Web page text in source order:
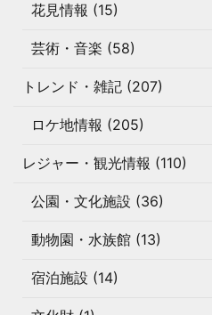
花見情報 (15)
芸術・音楽 (58)
トレンド・雑記 (207)
ロケ地情報 (205)
レジャー・観光情報 (110)
公園・文化施設 (36)
動物園・水族館 (13)
宿泊施設 (14)